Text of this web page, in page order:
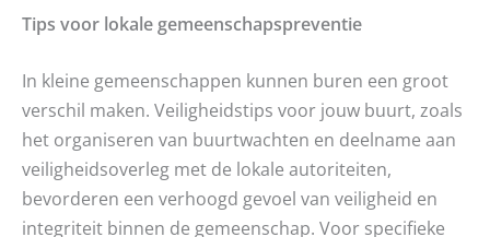
Tips voor lokale gemeenschapspreventie
In kleine gemeenschappen kunnen buren een groot
verschil maken. Veiligheidstips voor jouw buurt, zoals
het organiseren van buurtwachten en deelname aan
veiligheidsoverleg met de lokale autoriteiten,
bevorderen een verhoogd gevoel van veiligheid en
integriteit binnen de gemeenschap. Voor specifieke